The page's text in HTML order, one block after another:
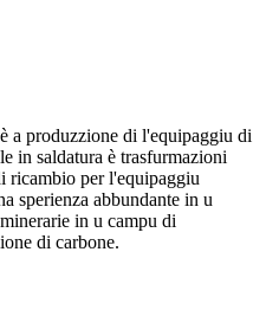
a produzzione di l'equipaggiu di
in saldatura è trasfurmazioni
ricambio per l'equipaggiu
sperienza abbundante in u
in u campu di
di carbone.